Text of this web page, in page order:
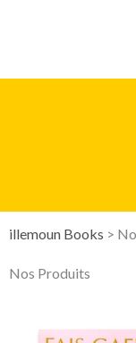
illemoun Books >
Nos Produits